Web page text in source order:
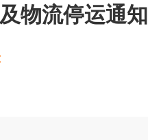
物流停运通知